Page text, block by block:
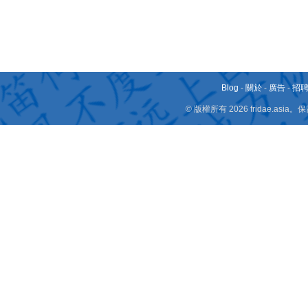
Blog - 關於 - 廣告 -招
© 版權所有 2026 fridae.asia。